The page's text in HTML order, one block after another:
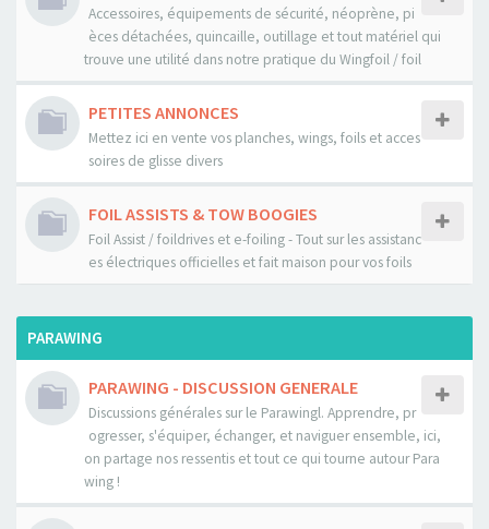
Accessoires, équipements de sécurité, néoprène, pi
èces détachées, quincaille, outillage et tout matériel qui
trouve une utilité dans notre pratique du Wingfoil / foil
PETITES ANNONCES
Mettez ici en vente vos planches, wings, foils et acces
soires de glisse divers
FOIL ASSISTS & TOW BOOGIES
Foil Assist / foildrives et e-foiling - Tout sur les assistanc
es électriques officielles et fait maison pour vos foils
PARAWING
PARAWING - DISCUSSION GENERALE
Discussions générales sur le Parawingl. Apprendre, pr
ogresser, s'équiper, échanger, et naviguer ensemble, ici,
on partage nos ressentis et tout ce qui tourne autour Para
wing !